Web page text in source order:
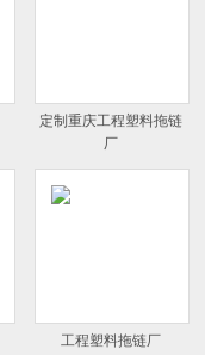
定制重庆工程塑料拖链
厂
工程塑料拖链厂